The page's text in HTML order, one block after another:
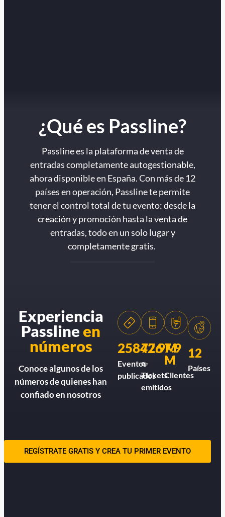
¿Qué es Passline?
Passline es la plataforma de venta de
entradas completamente autogestionable,
ahora disponible en España. Con más de 12
países en operación, Passline te permite
tener el control total de tu evento: desde la
creación y promoción hasta la venta de
entradas, todo en un solo lugar y
completamente gratis.
Experiencia
Passlineen
números
Conoce algunos de los
números de quienes han
confiado en nosotros
258426
Eventos
publicados
77.9M
e-
Tickets
emitidos
7.9
M
Clientes
12
Países
REGÍSTRATE GRATIS Y CREA TU PRIMER EVENTO